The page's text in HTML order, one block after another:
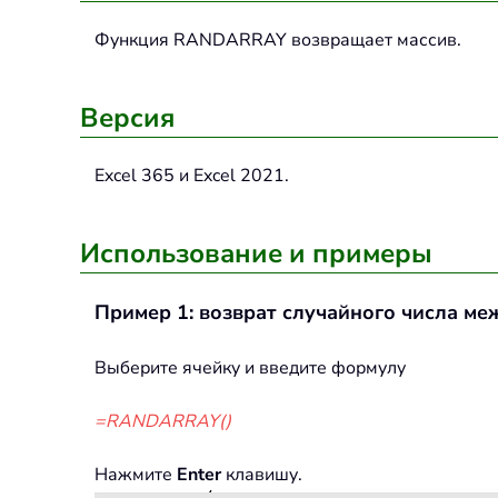
Функция RANDARRAY возвращает массив.
Версия
Excel 365 и Excel 2021.
Использование и примеры
Пример 1: возврат случайного числа
Выберите ячейку и введите формулу
=RANDARRAY()
Нажмите Enterклавишу.